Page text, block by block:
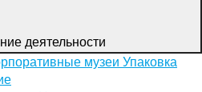
деятельности
музеи Упаковка